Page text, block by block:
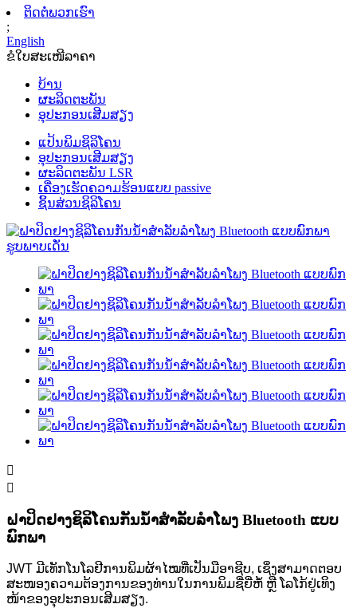
ຕິດຕໍ່ພວກເຮົາ
;
English
ຂໍໃບສະເໜີລາຄາ
ບ້ານ
ຜະລິດຕະພັນ
ອຸປະກອນເສີມສຽງ
ແປ້ນພິມຊິລິໂຄນ
ອຸປະກອນເສີມສຽງ
ຜະລິດຕະພັນ LSR
ເຄື່ອງເຮັດຄວາມຮ້ອນແບບ passive
ຊິ້ນສ່ວນຊິລິໂຄນ


ຝາປິດຢາງຊິລິໂຄນກັນນ້ຳສຳລັບລຳໂພງ Bluetooth ແບບ
ພົກພາ
JWT ມີເທັກໂນໂລຢີການພິມຜ້າໄໝທີ່ເປັນມືອາຊີບ, ເຊິ່ງສາມາດຕອບ
ສະໜອງຄວາມຕ້ອງການຂອງທ່ານໃນການພິມຊື່ຍີ່ຫໍ້ ຫຼື ໂລໂກ້ຢູ່ເທິງ
ໜ້າຂອງອຸປະກອນເສີມສຽງ.